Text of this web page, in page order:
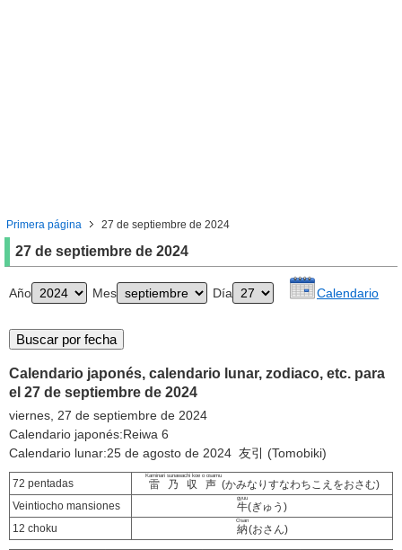
Primera página 27 de septiembre de 2024
27 de septiembre de 2024
Año Mes Día Calendario
Calendario japonés, calendario lunar, zodiaco, etc. para
el 27 de septiembre de 2024
viernes, 27 de septiembre de 2024
Calendario japonés:Reiwa 6
Calendario lunar:25 de agosto de 2024 友引 (Tomobiki)
72 pentadas 雷乃収声
Kaminari sunawachi koe o osamu
(かみなりすなわちこえをおさむ)
Veintiocho mansiones
牛
gyuu
(ぎゅう)
12 choku
納
Osan
(おさん)